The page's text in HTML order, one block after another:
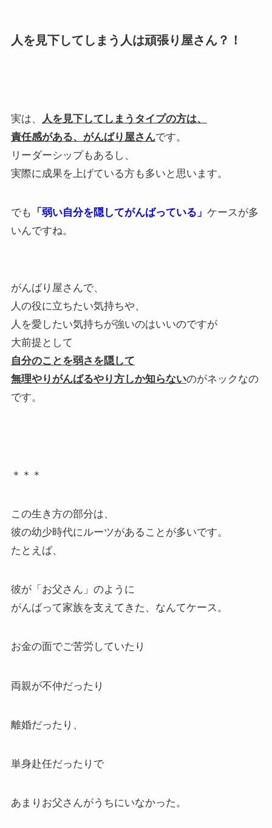
人を見下してしまう人は頑張り屋さん？！
実は、
人を見下してしまうタイプの方は、
責任感がある、がんばり屋さんです。
リーダーシップもあるし、
実際に成果を上げている方も多いと思います。
でも 「弱い自分を隠してがんばっている」 ケースが多
いんですね。
がんばり屋さんで、
人の役に立ちたい気持ちや、
人を愛したい気持ちが強いのはいいのですが
大前提として
自分のことを弱さを隠して
無理やりがんばるやり方しか知らないのがネックなの
です。
＊＊＊
この生き方の部分は、
彼の幼少時代にルーツがあることが多いです。
たとえば、
彼が「お父さん」のように
がんばって家族を支えてきた、なんてケース。
お金の面でご苦労していたり
両親が不仲だったり
離婚だったり、
単身赴任だったりで
あまりお父さんがうちにいなかった。